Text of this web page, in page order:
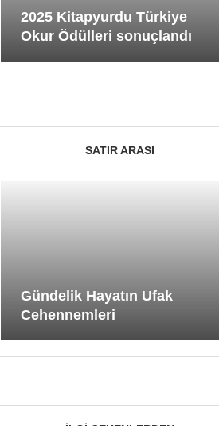
2025 Kitapyurdu Türkiye
Okur Ödülleri sonuçlandı
SATIR ARASI
Gündelik Hayatın Ufak
Cehennemleri